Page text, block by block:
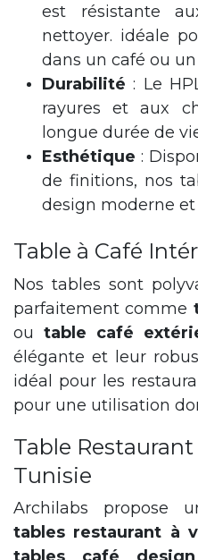
est résistante
nettoyer. idéale
dans un café ou
Durabilité : Le
rayures et aux
longue durée de
Esthétique :
de finitions, nos
design moderne et
Table à Café
Nos tables sont
parfaitement comme
ou table café
élégante et leur
idéal pour les
pour une utilisation
Table
Tunisie
Archilabs propose
tables restaurant à